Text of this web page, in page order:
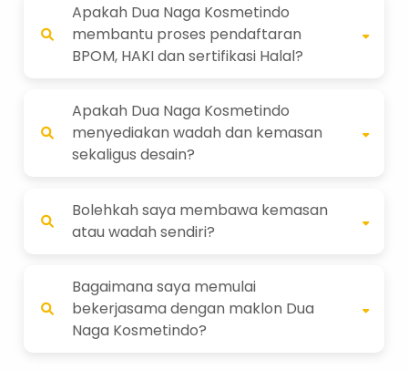
Apakah Dua Naga Kosmetindo
membantu proses pendaftaran
BPOM, HAKI dan sertifikasi Halal?
Apakah Dua Naga Kosmetindo
menyediakan wadah dan kemasan
sekaligus desain?
Bolehkah saya membawa kemasan
atau wadah sendiri?
Bagaimana saya memulai
bekerjasama dengan maklon Dua
Naga Kosmetindo?